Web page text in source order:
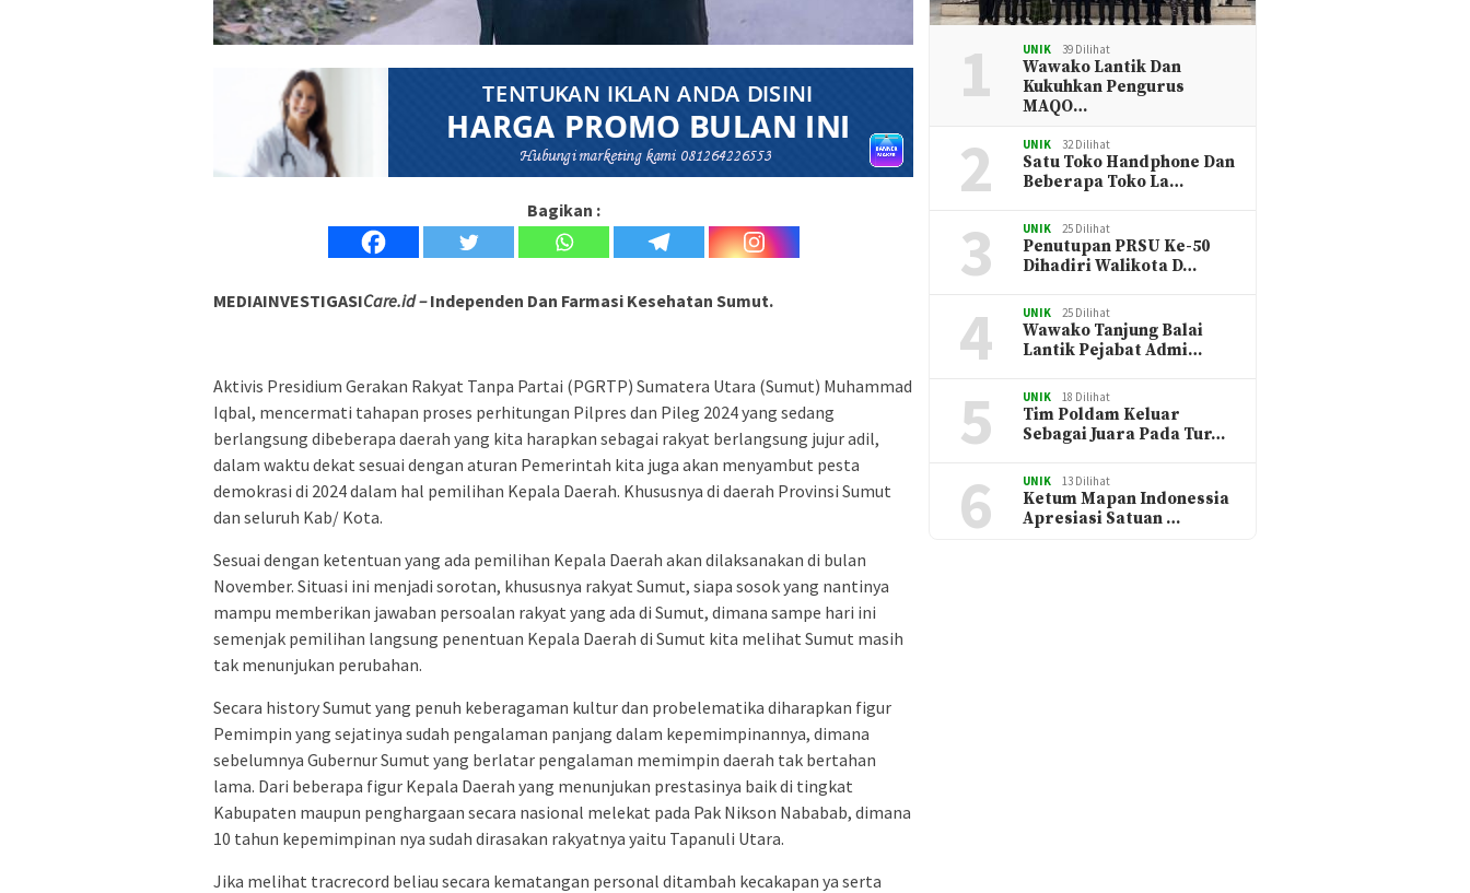
Bagikan :
MEDIAINVESTIGASICare.id –Independen Dan Farmasi Kesehatan Sumut.
Aktivis Presidium Gerakan Rakyat Tanpa Partai (PGRTP) Sumatera Utara (Sumut) Muhammad
Iqbal, mencermati tahapan proses perhitungan Pilpres dan Pileg 2024 yang sedang
berlangsung dibeberapa daerah yang kita harapkan sebagai rakyat berlangsung jujur adil,
dalam waktu dekat sesuai dengan aturan Pemerintah kita juga akan menyambut pesta
demokrasi di 2024 dalam hal pemilihan Kepala Daerah. Khususnya di daerah Provinsi Sumut
dan seluruh Kab/ Kota.
Sesuai dengan ketentuan yang ada pemilihan Kepala Daerah akan dilaksanakan di bulan
November. Situasi ini menjadi sorotan, khususnya rakyat Sumut, siapa sosok yang nantinya
mampu memberikan jawaban persoalan rakyat yang ada di Sumut, dimana sampe hari ini
semenjak pemilihan langsung penentuan Kepala Daerah di Sumut kita melihat Sumut masih
tak menunjukan perubahan.
Secara history Sumut yang penuh keberagaman kultur dan probelematika diharapkan figur
Pemimpin yang sejatinya sudah pengalaman panjang dalam kepemimpinannya, dimana
sebelumnya Gubernur Sumut yang berlatar pengalaman memimpin daerah tak bertahan
lama. Dari beberapa figur Kepala Daerah yang menunjukan prestasinya baik di tingkat
Kabupaten maupun penghargaan secara nasional melekat pada Pak Nikson Nababab, dimana
10 tahun kepemimpinan nya sudah dirasakan rakyatnya yaitu Tapanuli Utara.
Jika melihat tracrecord beliau secara kematangan personal ditambah kecakapan ya serta
1 UNIK 39 Dilihat
Wawako Lantik Dan
Kukuhkan Pengurus
MAQO…
2 UNIK 32 Dilihat
Satu Toko Handphone Dan
Beberapa Toko La…
3 UNIK 25 Dilihat
Penutupan PRSU Ke-50
Dihadiri Walikota D…
4 UNIK 25 Dilihat
Wawako Tanjung Balai
Lantik Pejabat Admi…
5 UNIK 18 Dilihat
Tim Poldam Keluar
Sebagai Juara Pada Tur…
6 UNIK 13 Dilihat
Ketum Mapan Indonessia
Apresiasi Satuan …